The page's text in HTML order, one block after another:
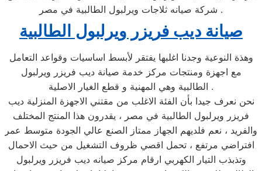
شركة صيانه ثلاجات ويرلبول الطالبية في مصر .
صيانة ديب فريزر ويرلبول الطالبية
وهذة النوعية وجدنا اغلبها يفتقر لأبسط اساسيات وقواعد التعامل
مع اجهزة ومنتجات مركز خدمة صيانة ديب فريزر ويرلبول
الطالبية وهي المهنية و قطع الغيار الاصلية .
نحن نعرف جيدا بأن الفئة الاغلب من مقتني الاجهزة المنزلية ديب
فريزر ويرلبول الطالبية في مصر ، يقدرون هذا المنتج المختلف
والفريد ، نعم فلديهم الجهاز ممتاز الصنع عالي الجودة متوسط عمر
افتراضي مرتفع ، تحمل اقصي ظروف التشغيل من حيث الاحمال
وتذبذب التيار الكهربي ارقام مركز صيانه ديب فريزر ويرلبول